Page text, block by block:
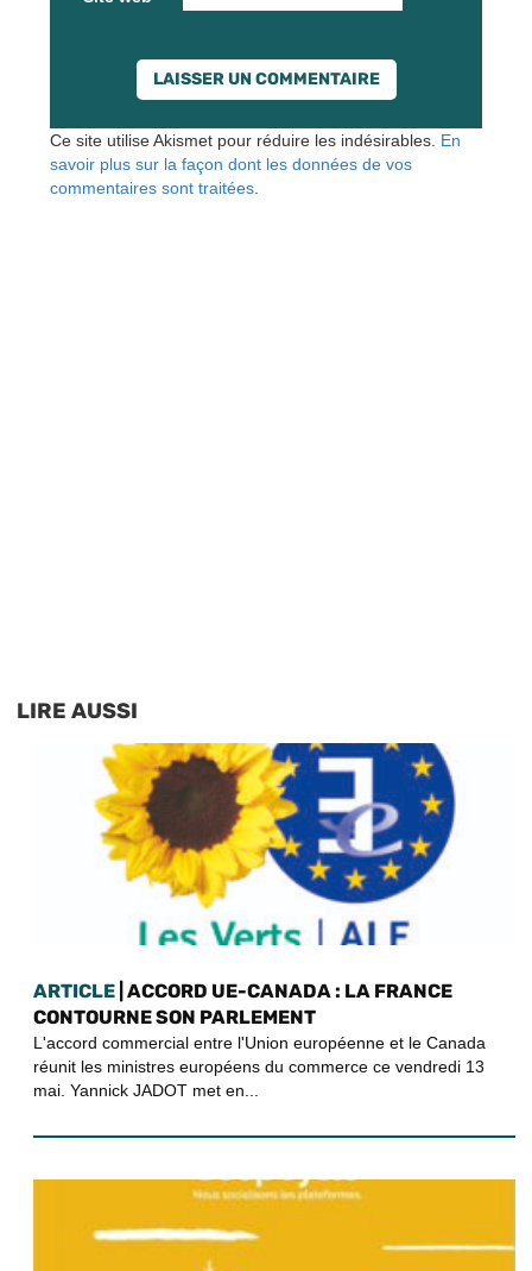
Ce site utilise Akismet pour réduire les indésirables. En
savoir plus sur la façon dont les données de vos
commentaires sont traitées
LIRE AUSSI
ARTICLE | ACCORD UE-CANADA : LA FRANCE
CONTOURNE SON PARLEMENT
L'accord commercial entre l'Union européenne et le Canada
réunit les ministres européens du commerce ce vendredi 13
mai. Yannick JADOT met en...